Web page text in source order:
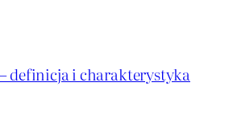
– definicja i charakterystyka